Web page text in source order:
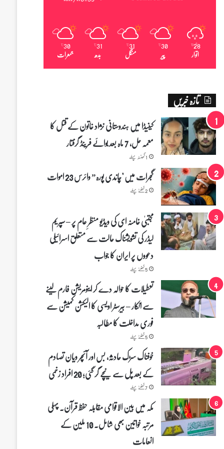
28
℃
اتوار
30
℃
پیر
31
℃
منگل
31
℃
بدھ
30
℃
جمعرات
تازہ خبریں
کینیڈا میں ہندوستانی نژاد خاتون کے قتل کا
معمہ حل، 7 ماہ بعد بوائے فرینڈ گرفتار
1 گھنٹہ پہلے
گجرات میں "چاندی پورہ” وائرس 23 اموات
2 گھنٹے پہلے
مجتبیٰ خامنہ ای کی ویڈیو منظرِ عام پر – سپریم
لیڈر کی تشویشناک حالت سے متعلق اسرائیلی
دعووں پر ایران کا جواب
5 گھنٹے پہلے
تعطیلات کا حوالہ دے کر اینومریشن فارم لینے
سے انکار – بیرسٹر اویسی کا الیکشن کمیشن سے
فوری مداخلت کا مطالبہ
5 گھنٹے پہلے
خوفناک سڑک حادثہ، بس اور آئچر ویان تصادم
کے بعد پل سے نیچے گر گئی؛ 20 افراد زخمی
7 گھنٹے پہلے
مکہ میں بین الاقوامی مقابلہ حفظ قرآن۔ پہلی
مرتبہ خواتین بھی شامل۔ 10 ملین کے
انعامات